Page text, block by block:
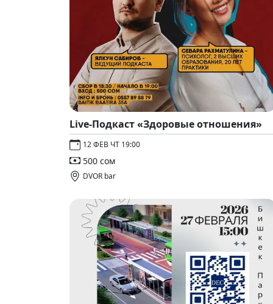
Live-Подкаст «Здоровые отношения»
12 ФЕВ ЧТ 19:00
500 сом
DVOR bar